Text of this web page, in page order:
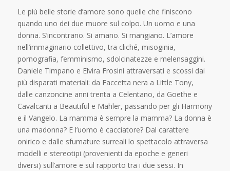
Le più belle storie d’amore sono quelle che finiscono
quando uno dei due muore sul colpo. Un uomo e una
donna. S’incontrano. Si amano. Si mangiano. L’amore
nell’immaginario collettivo, tra cliché, misoginia,
pornografia, femminismo, sdolcinatezze e melensaggini.
Daniele Timpano e Elvira Frosini attraversati e scossi dai
più disparati materiali: da Faccetta nera a Little Tony,
dalle canzoncine anni trenta a Celentano, da Goethe e
Cavalcanti a Beautiful e Mahler, passando per gli Harmony
e il Vangelo. La mamma è sempre la mamma? La donna è
una madonna? E l’uomo è cacciatore? Dal carattere
onirico e dalle sfumature surreali lo spettacolo attraversa
modelli e stereotipi (provenienti da epoche e generi
diversi) sull’amore e sul rapporto tra i due sessi. In